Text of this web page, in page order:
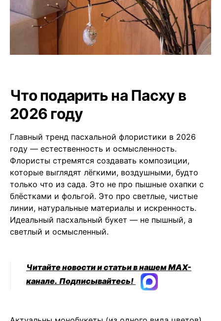
Что подарить на Пасху в
2026 году
Главный тренд пасхальной флористики в 2026
году — естественность и осмысленность.
Флористы стремятся создавать композиции,
которые выглядят лёгкими, воздушными, будто
только что из сада. Это не про пышные охапки с
блёстками и фольгой. Это про светлые, чистые
линии, натуральные материалы и искренность.
Идеальный пасхальный букет — не пышный, а
светлый и осмысленный.
Читайте новости и статьи в нашем MAX-
канале. Подписывайтесь!